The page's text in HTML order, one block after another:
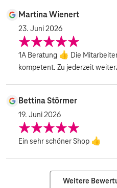
Martina Wienert
23. Juni 2026
1A Beratung 👍 Die
kompetent. Zu jederzeit
Bettina Störmer
19. Juni 2026
Ein sehr schöner Shop 👍
Weitere